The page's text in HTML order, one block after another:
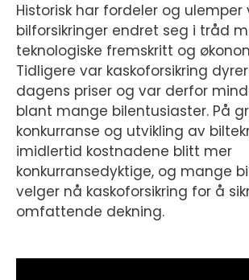
Historisk har fordeler og ulemper
bilforsikringer endret seg i tråd
teknologiske fremskritt og
Tidligere var kaskoforsikring
dagens priser og var derfor
blant mange bilentusiaster. På
konkurranse og utvikling av
imidlertid kostnadene blitt mer
konkurransedyktige, og mange
velger nå kaskoforsikring for å
omfattende dekning.